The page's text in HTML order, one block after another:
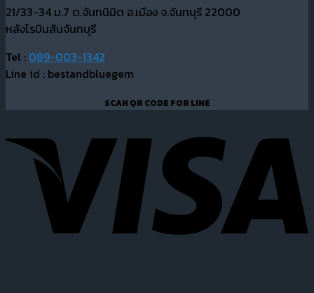
21/33-34 ม.7 ต.จันทนิมิต อ.เมือง จ.จันทบุรี 22000
หลังโรบินสันจันทบุรี
Tel : 089-003-1342
Line id : bestandbluegem
SCAN QR CODE FOR LINE